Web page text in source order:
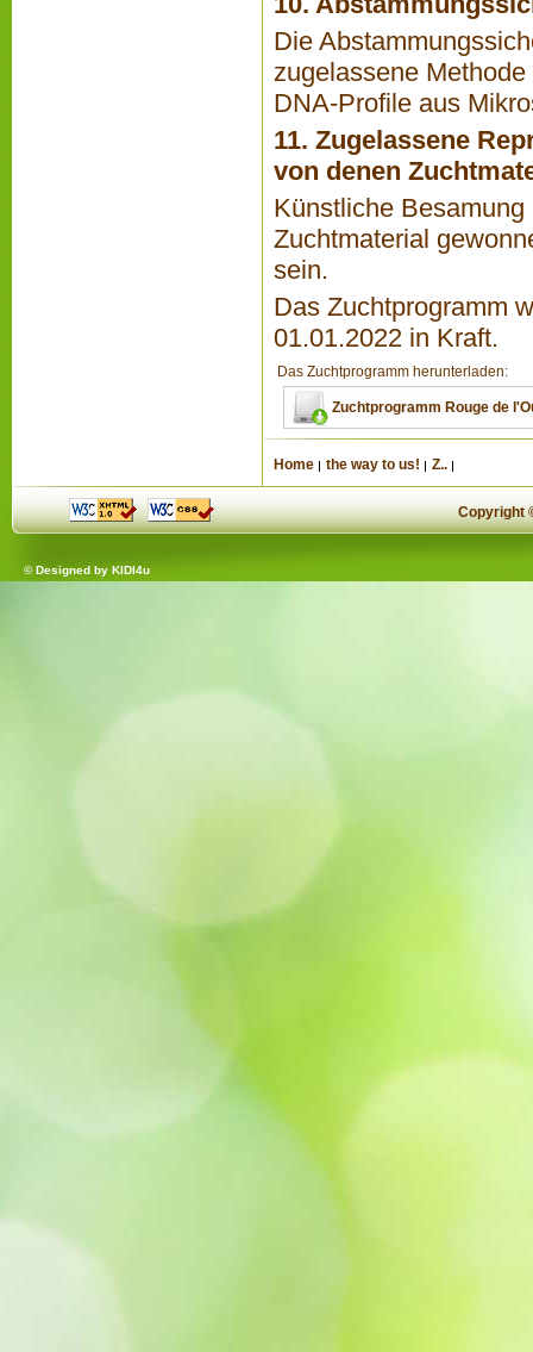
Die
zugelassene
DNA-Profile aus
11. Zugelassene
von denen
Künstliche
Zuchtmaterial
sein.
Das Zuchtprogramm
01.01.2022 in Kraft.
Das Zuchtprogramm herunterladen:
Zuchtprogramm Rouge de
Home the way to us! Z..
Copyright
© Designed by KIDI4u